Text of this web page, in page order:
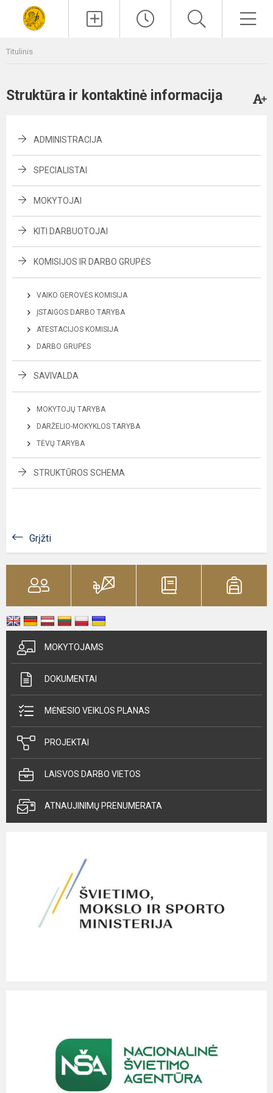
Titulinis
Struktūra ir kontaktinė informacija
ADMINISTRACIJA
SPECIALISTAI
MOKYTOJAI
KITI DARBUOTOJAI
KOMISIJOS IR DARBO GRUPĖS
VAIKO GEROVĖS KOMISIJA
ĮSTAIGOS DARBO TARYBA
ATESTACIJOS KOMISIJA
DARBO GRUPĖS
SAVIVALDA
MOKYTOJŲ TARYBA
DARŽELIO-MOKYKLOS TARYBA
TĖVŲ TARYBA
STRUKTŪROS SCHEMA
Grįžti
MOKYTOJAMS
DOKUMENTAI
MĖNESIO VEIKLOS PLANAS
PROJEKTAI
LAISVOS DARBO VIETOS
ATNAUJINIMŲ PRENUMERATA